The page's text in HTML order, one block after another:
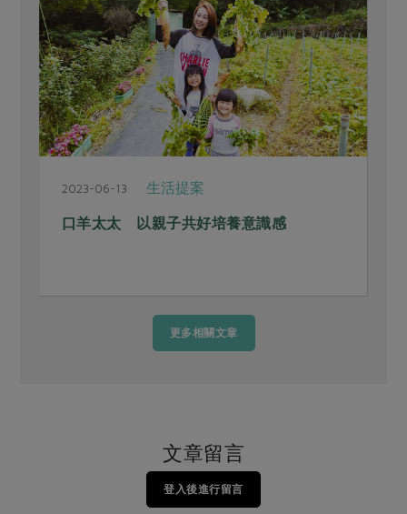
2023-06-13 生活提案
口羊太太 以親子共好培養意識感
更多相關文章
文章留言
登入後進行留言